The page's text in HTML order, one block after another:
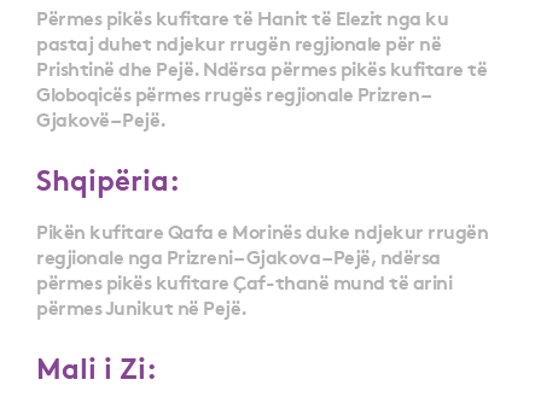
Përmes pikës kufitare të Hanit të Elezit nga ku
pastaj duhet ndjekur rrugën regjionale për në
Prishtinë dhe Pejë. Ndërsa përmes pikës kufitare të
Globoqicës përmes rrugës regjionale Prizren –
Gjakovë – Pejë.
Shqipëria:
Pikën kufitare Qafa e Morinës duke ndjekur rrugën
regjionale nga Prizreni – Gjakova – Pejë, ndërsa
përmes pikës kufitare Çaf-thanë mund të arini
përmes Junikut në Pejë.
Mali i Zi: